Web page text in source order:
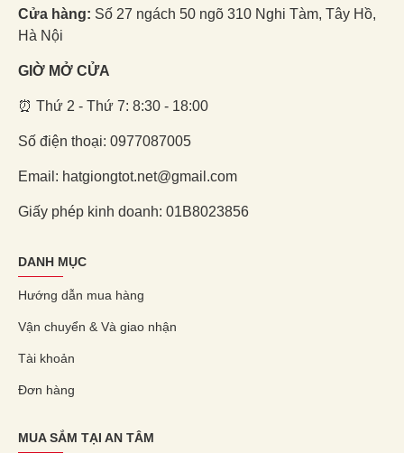
Cửa hàng: Số 27 ngách 50 ngõ 310 Nghi Tàm, Tây Hồ,
Hà Nội
GIỜ MỞ CỬA
⏰ Thứ 2 - Thứ 7: 8:30 - 18:00
Số điện thoại: 0977087005
Email: hatgiongtot.net@gmail.com
Giấy phép kinh doanh: 01B8023856
DANH MỤC
Hướng dẫn mua hàng
Vận chuyển & Và giao nhận
Tài khoản
Đơn hàng
MUA SẮM TẠI AN TÂM